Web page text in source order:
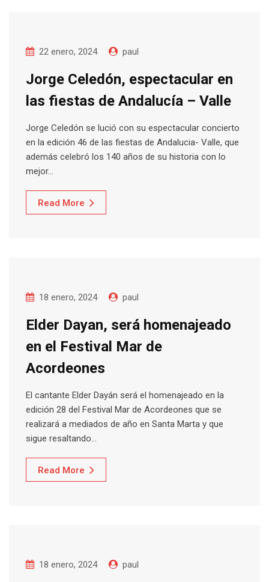
22 enero, 2024 paul
Jorge Celedón, espectacular en
las fiestas de Andalucía – Valle
Jorge Celedón se lució con su espectacular concierto
en la edición 46 de las fiestas de Andalucia- Valle, que
además celebró los 140 años de su historia con lo
mejor…
Read More
18 enero, 2024 paul
Elder Dayan, será homenajeado
en el Festival Mar de
Acordeones
El cantante Elder Dayán será el homenajeado en la
edición 28 del Festival Mar de Acordeones que se
realizará a mediados de año en Santa Marta y que
sigue resaltando…
Read More
18 enero, 2024 paul